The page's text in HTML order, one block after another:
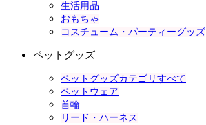
生活用品
おもちゃ
コスチューム・パーティーグッズ
ペットグッズ
ペットグッズカテゴリすべて
ペットウェア
首輪
リード・ハーネス